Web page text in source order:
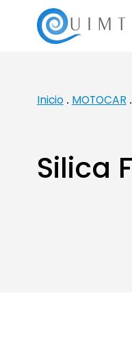
Inicio
MOTOCAR
Silica